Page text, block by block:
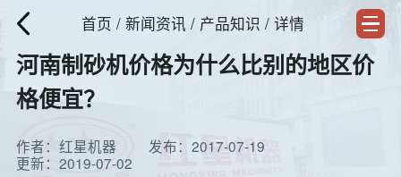
首页 / 新闻资讯 / 产品知识 / 详情
河南制砂机价格为什么比别的地区价
格便宜？
作者：红星机器
发布：2017-07-19
更新：2019-07-02